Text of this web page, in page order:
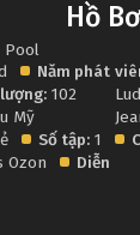
Hồ
Pool
Năm phát
102
Mỹ
Số tập: 1
Ozon Diễn